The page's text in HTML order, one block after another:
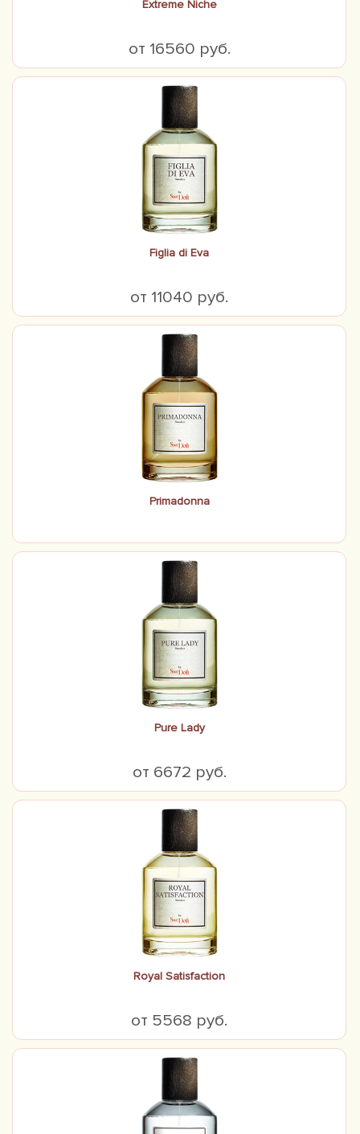
Extreme Niche
от 16560 руб.
Figlia di Eva
от 11040 руб.
Primadonna
Pure Lady
от 6672 руб.
Royal Satisfaction
от 5568 руб.